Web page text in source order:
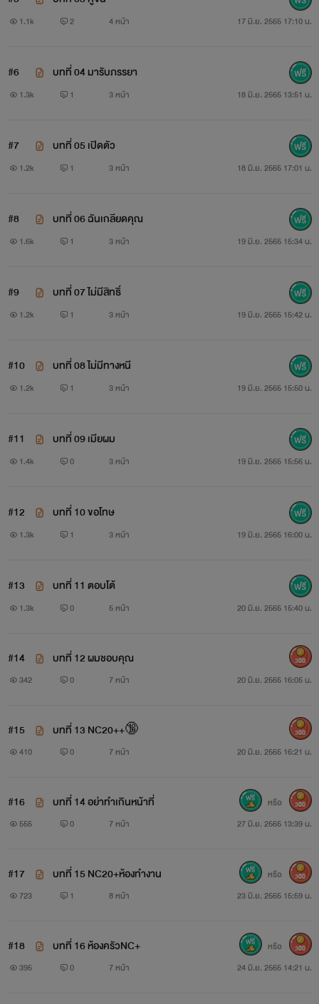
1.1k 2 4 หน้า 17 มิ.ย. 2565 17:10 น.
#6 บทที่ 04 มารับภรรยา
1.3k 1 3 หน้า 18 มิ.ย. 2565 13:51 น.
#7 บทที่ 05 เปิดตัว
1.2k 1 3 หน้า 18 มิ.ย. 2565 17:01 น.
#8 บทที่ 06 ฉันเกลียดคุณ
1.6k 1 3 หน้า 19 มิ.ย. 2565 15:34 น.
#9 บทที่ 07 ไม่มีสิทธิ์
1.2k 1 3 หน้า 19 มิ.ย. 2565 15:42 น.
#10 บทที่ 08 ไม่มีทางหนี
1.2k 1 3 หน้า 19 มิ.ย. 2565 15:50 น.
#11 บทที่ 09 เมียผม
1.4k 0 3 หน้า 19 มิ.ย. 2565 15:56 น.
#12 บทที่ 10 ขอโทษ
1.3k 1 3 หน้า 19 มิ.ย. 2565 16:00 น.
#13 บทที่ 11 ตอบโต้
1.3k 0 5 หน้า 20 มิ.ย. 2565 15:40 น.
#14 บทที่ 12 ผมชอบคุณ
342 0 7 หน้า 20 มิ.ย. 2565 16:05 น.
300
#15 บทที่ 13 NC20++🔞
410 0 7 หน้า 20 มิ.ย. 2565 16:21 น.
300
#16 บทที่ 14 อย่าทำเกินหน้าที่
555 0 7 หน้า 27 มิ.ย. 2565 13:39 น.
หรือ 300
#17 บทที่ 15 NC20+ห้องทำงาน
723 1 8 หน้า 23 มิ.ย. 2565 15:59 น.
หรือ 300
#18 บทที่ 16 ห้องครัวNC+
395 0 7 หน้า 24 มิ.ย. 2565 14:21 น.
หรือ 300